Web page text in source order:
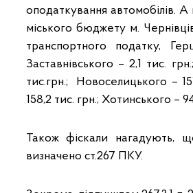
оподаткування автомобілів.
міського бюджету м.
транспортного податку,
Заставнівського – 2,1 тис.
тис.грн.; Новоселицького –
158,2 тис. грн.; Хотинського –
Також фіскали нагадують,
визначено ст.267 ПКУ.